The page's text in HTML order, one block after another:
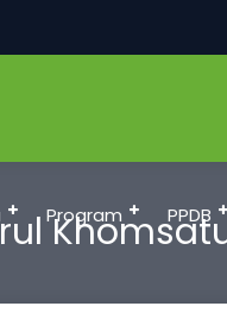
Program PPDB